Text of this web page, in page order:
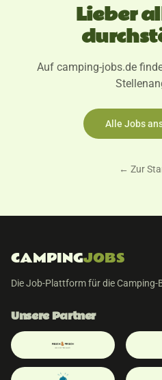
Lieber
Auf camping-jobs.de
Alle Jobs
← Zur
CAMPINGJOBS
Die Job-Plattform für die Camping-
Unsere Partner